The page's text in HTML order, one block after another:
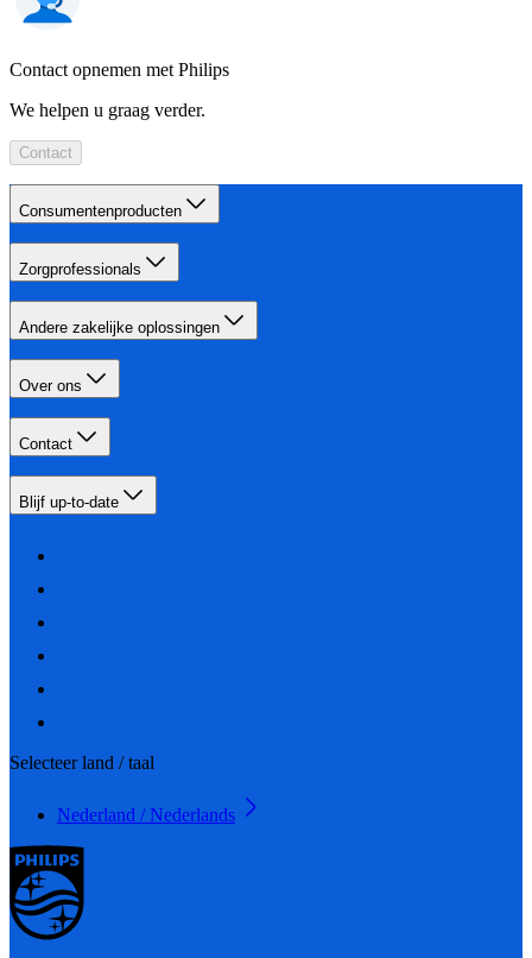
Contact opnemen met Philips
We helpen u graag verder.
Contact
Consumentenproducten
Zorgprofessionals
Andere zakelijke oplossingen
Over ons
Contact
Blijf up-to-date
Selecteer land / taal
Nederland / Nederlands